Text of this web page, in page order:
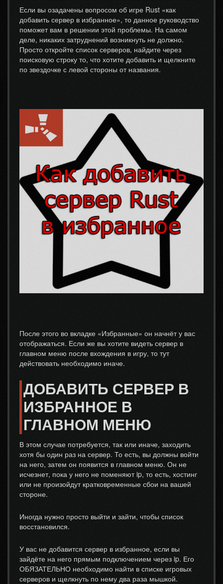
Если вы озадачены вопросом об игре Rust «как
добавить сервер в избранное», то данное руководство
поможет вам в решении этой проблемы. На самом
деле, никаких затруднений возникнуть не должно.
Просто откройте список серверов, найдите через
поисковую строку то, что хотите добавить и щелкните
по звездочке с левой стороны от названия.
После этого во вкладке «Избранные» он начнёт у вас
отображаться. Если же вы хотите видеть сервер в
главном меню после вхождения в игру, то тут
действовать необходимо иначе.
ДОБАВИТЬ СЕРВЕР В
ИЗБРАННОЕ В
ГЛАВНОМ МЕНЮ
В этом случае потребуется, так или иначе, заходить
хотя бы один раз на сервер. То есть, вы должны войти
на него, затем он появится в главном меню. Он не
исчезнет, пока у него не поменяют ip, то есть, хостинг
или не произойдут кратковременные сбои на вашей
стороне.
Иногда нужно просто выйти и зайти, чтобы список
восстановился.
У вас не добавится сервер в избранное, если вы
зайдёте на него прямым подключением через ip. Его
ОБЯЗАТЕЛЬНО необходимо найти в списке игровых
серверов и щелкнуть по нему два раза мышкой.